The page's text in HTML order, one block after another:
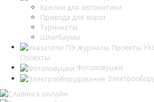
Брелки для автоматики
Привода для ворот
Турникеты
Шлагбаумы
Проекты
Фотоловушки